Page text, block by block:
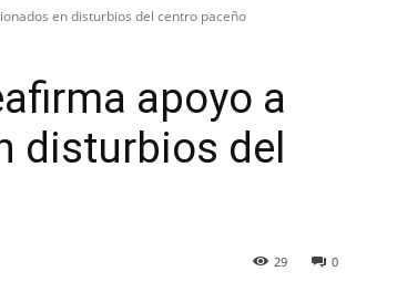
en disturbios del centro paceño
apoyo a
disturbios del
0
29